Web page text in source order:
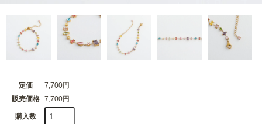
定価
7,700円
販売価格
7,700円
購入数